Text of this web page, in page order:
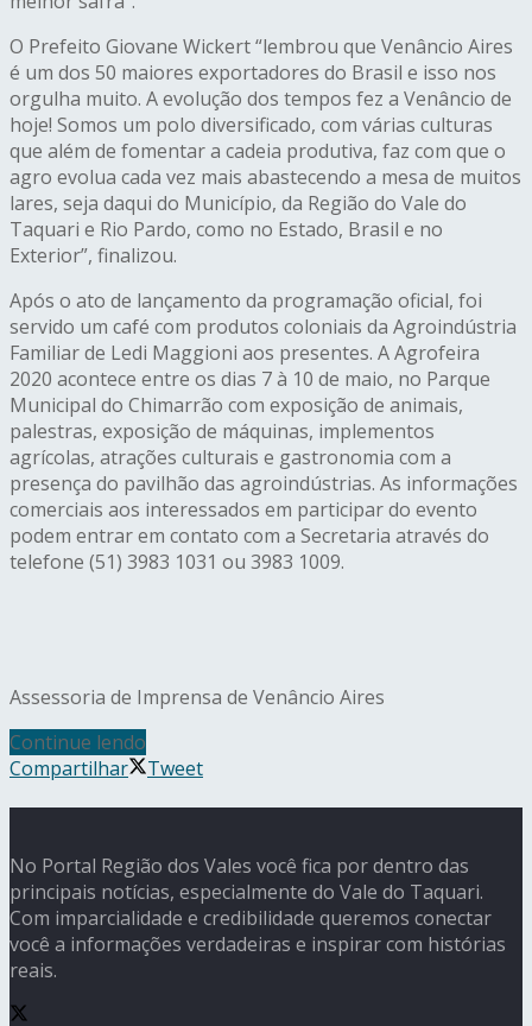
O Prefeito Giovane Wickert “lembrou que Venâncio Aires
é um dos 50 maiores exportadores do Brasil e isso nos
orgulha muito. A evolução dos tempos fez a Venâncio de
hoje! Somos um polo diversificado, com várias culturas
que além de fomentar a cadeia produtiva, faz com que o
agro evolua cada vez mais abastecendo a mesa de muitos
lares, seja daqui do Município, da Região do Vale do
Taquari e Rio Pardo, como no Estado, Brasil e no
Exterior”, finalizou.
Após o ato de lançamento da programação oficial, foi
servido um café com produtos coloniais da Agroindústria
Familiar de Ledi Maggioni aos presentes. A Agrofeira
2020 acontece entre os dias 7 à 10 de maio, no Parque
Municipal do Chimarrão com exposição de animais,
palestras, exposição de máquinas, implementos
agrícolas, atrações culturais e gastronomia com a
presença do pavilhão das agroindústrias. As informações
comerciais aos interessados em participar do evento
podem entrar em contato com a Secretaria através do
telefone (51) 3983 1031 ou 3983 1009.
Assessoria de Imprensa de Venâncio Aires
Continue lendo
Compartilhar
Tweet
No Portal Região dos Vales você fica por dentro das
principais notícias, especialmente do Vale do Taquari.
Com imparcialidade e credibilidade queremos conectar
você a informações verdadeiras e inspirar com histórias
reais.